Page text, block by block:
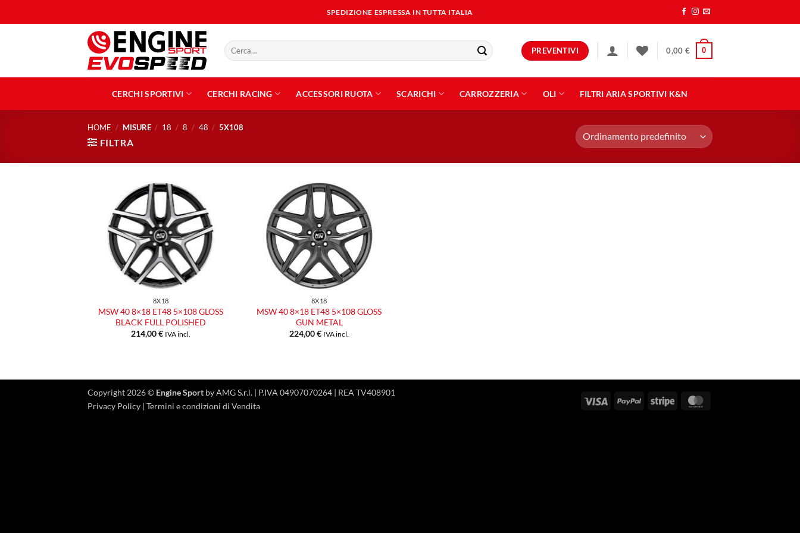
ai
SPEDIZIONE ESPRESSA IN TUTTA ITALIA
Cerca: PREVENTIVI 0,00 € 0
CERCHI SPORTIVI CERCHI RACING ACCESSORI RUOTA SCARICHI CARROZZERIA OLI FILTRI ARIA SPORTIVI K&N
HOME / MISURE / 18 / 8 / 48 / 5X108
FILTRA
Aggiungi
alla lista
dei
desideri
8X18
MSW 40 8×18 ET48 5×108 GLOSS
BLACK FULL POLISHED
214,00€ IVA incl.
Aggiungi
alla lista
dei
desideri
8X18
MSW 40 8×18 ET48 5×108 GLOSS
GUN METAL
224,00€ IVA incl.
Visa PayPal Stripe
Copyright 2026 © Engine Sport by AMG S.r.l. | P.IVA 04907070264 | REA TV408901
Privacy Policy | Termini e condizioni di Vendita